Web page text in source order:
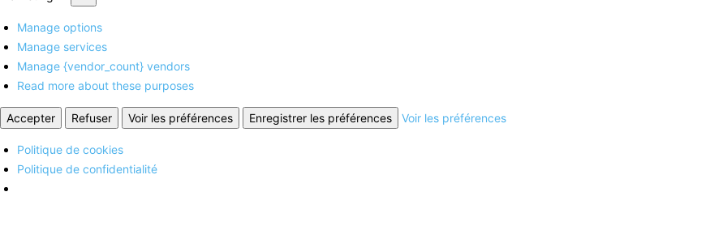
Manage options
Manage services
Manage {vendor_count} vendors
Read more about these purposes
Accepter Refuser Voir les préférences Enregistrer les préférences Voir les préférences
Politique de cookies
Politique de confidentialité